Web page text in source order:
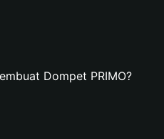
Dompet PRIMO?